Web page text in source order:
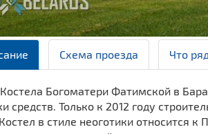
Схема проезда Что
Богоматери Фатимской в
средств. Только к 2012 году
в стиле неоготики относится